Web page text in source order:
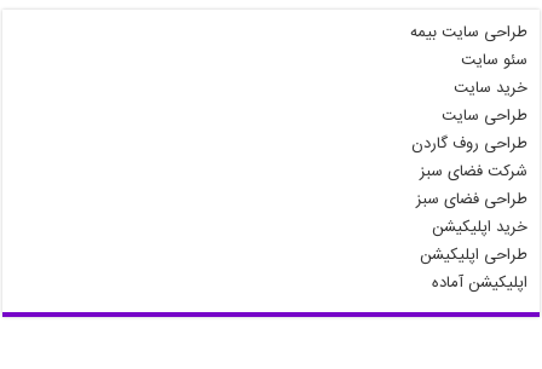
طراحی سایت بیمه
سئو سایت
خرید سایت
طراحی سایت
طراحی روف گاردن
شرکت فضای سبز
طراحی فضای سبز
خرید اپلیکیشن
طراحی اپلیکیشن
اپلیکیشن آماده